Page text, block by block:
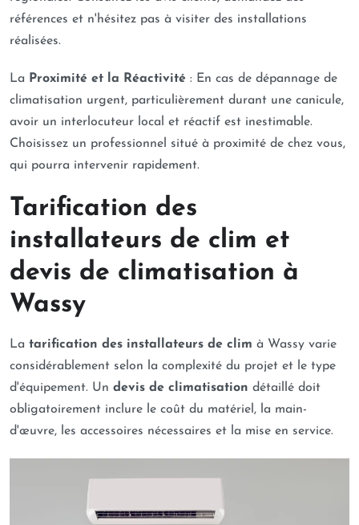
références et n'hésitez pas à visiter des installations
réalisées.
La Proximité et la Réactivité : En cas de dépannage de
climatisation urgent, particulièrement durant une canicule,
avoir un interlocuteur local et réactif est inestimable.
Choisissez un professionnel situé à proximité de chez vous,
qui pourra intervenir rapidement.
Tarification des
installateurs de clim et
devis de climatisation à
Wassy
La tarification des installateurs de clim à Wassy varie
considérablement selon la complexité du projet et le type
d'équipement. Un devis de climatisation détaillé doit
obligatoirement inclure le coût du matériel, la main-
d'œuvre, les accessoires nécessaires et la mise en service.